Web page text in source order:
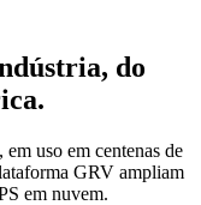
do
uso em centenas de
GRV ampliam
em nuvem.